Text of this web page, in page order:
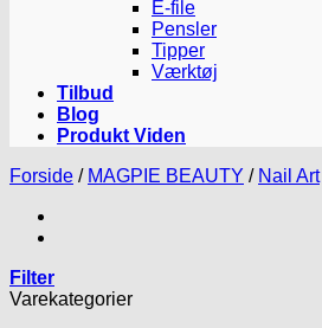
E-file
Pensler
Tipper
Værktøj
Tilbud
Blog
Produkt Viden
Forside / MAGPIE BEAUTY / Nail Art
Filter
Varekategorier